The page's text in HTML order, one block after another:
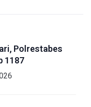
Polrestabes
1187